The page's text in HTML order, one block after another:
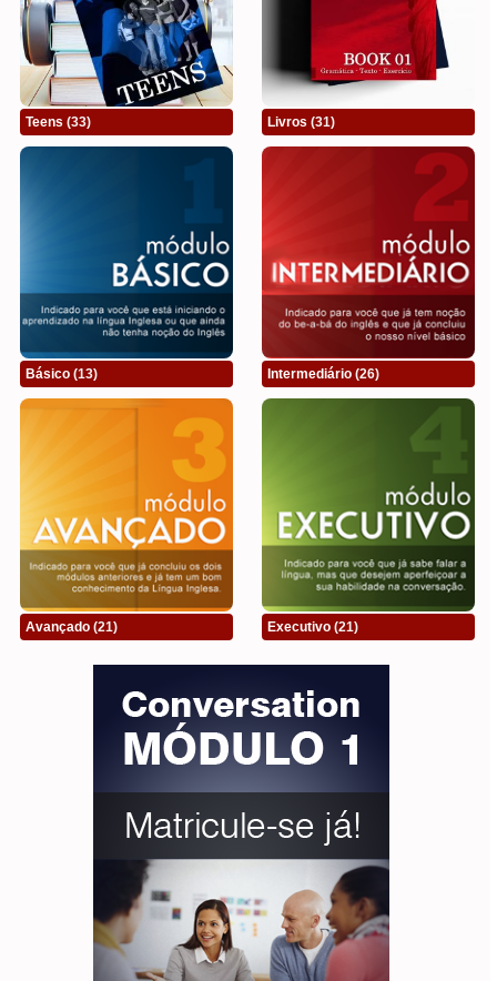
Teens (33) Livros(31)
Básico (13) Intermediário(26)
Avançado (21) Executivo(21)